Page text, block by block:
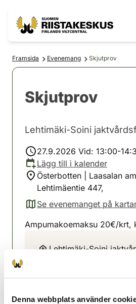
Denna webbplats använder
Framsida Evenemang Skjutprov
Skjutprov
Lehtimäki-Soini
27.9.2026 Vid: 13:00-
Lägg till i kalender
Österbotten | Laasalan
Lehtimäentie 447,
Se evenemanget på
(avautuu uuteen välilehteen)
Ampumakoemaksu 20€/krt,
Lehtimäki-Soini